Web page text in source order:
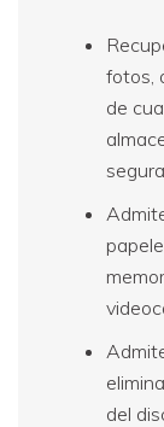
fotos,
de
del